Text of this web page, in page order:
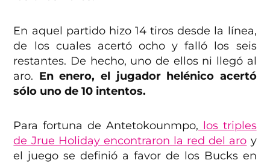
En aquel partido hizo 14 tiros desde la línea,
de los cuales acertó ocho y falló los seis
restantes. De hecho, uno de ellos ni llegó al
aro. En enero, el jugador helénico acertó
sólo uno de 10 intentos.
Para fortuna de Antetokounmpo, los triples
de Jrue Holiday encontraron la red del aro y
el juego se definió a favor de los Bucks en